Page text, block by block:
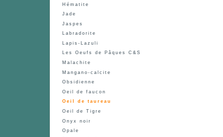
Hématite
Jade
Jaspes
Labradorite
Lapis-Lazuli
Les Oeufs de Pâques C&S
Malachite
Mangano-calcite
Obsidienne
Oeil de faucon
Oeil de taureau
Oeil de Tigre
Onyx noir
Opale